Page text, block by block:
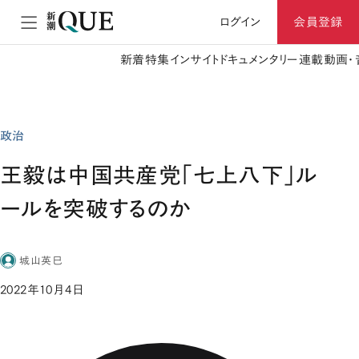
ログイン 会員登録
新着特集 インサイト ドキュメンタリー 連載動画
政治
王毅は中国共産党「七上八下」ル
ールを突破するのか
城山英巳
2022年10月4日